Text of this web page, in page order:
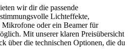
wir dir die passende
Lichteffekte,
Mikrofone oder ein Beamer für
Mit unserer klaren Preisübersicht
über die technischen Optionen, die du